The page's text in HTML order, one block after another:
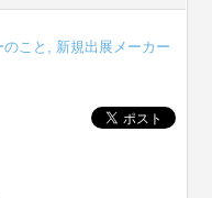
こと , 新規出展メーカー